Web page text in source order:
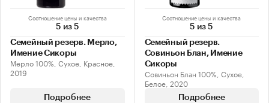
Соотношение цены и качества
5 из 5
Семейный резерв. Мерло,
Имение Сикоры
Мерло 100%, Сухое, Красное,
2019
Подробнее
Соотношение цены и качества
5 из 5
Семейный резерв.
Совиньон Блан, Имение
Сикоры
Совиньон Блан 100%, Сухое,
Белое, 2020
Подробнее